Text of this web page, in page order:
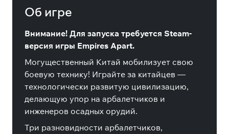
Об игре
Внимание! Для запуска требуется Steam-
версия игры Empires Apart.
Могущественный Китай мобилизует свою
боевую технику! Играйте за китайцев —
технологически развитую цивилизацию,
делающую упор на арбалетчиков и
инженеров осадных орудий.
Три разновидности арбалетчиков,